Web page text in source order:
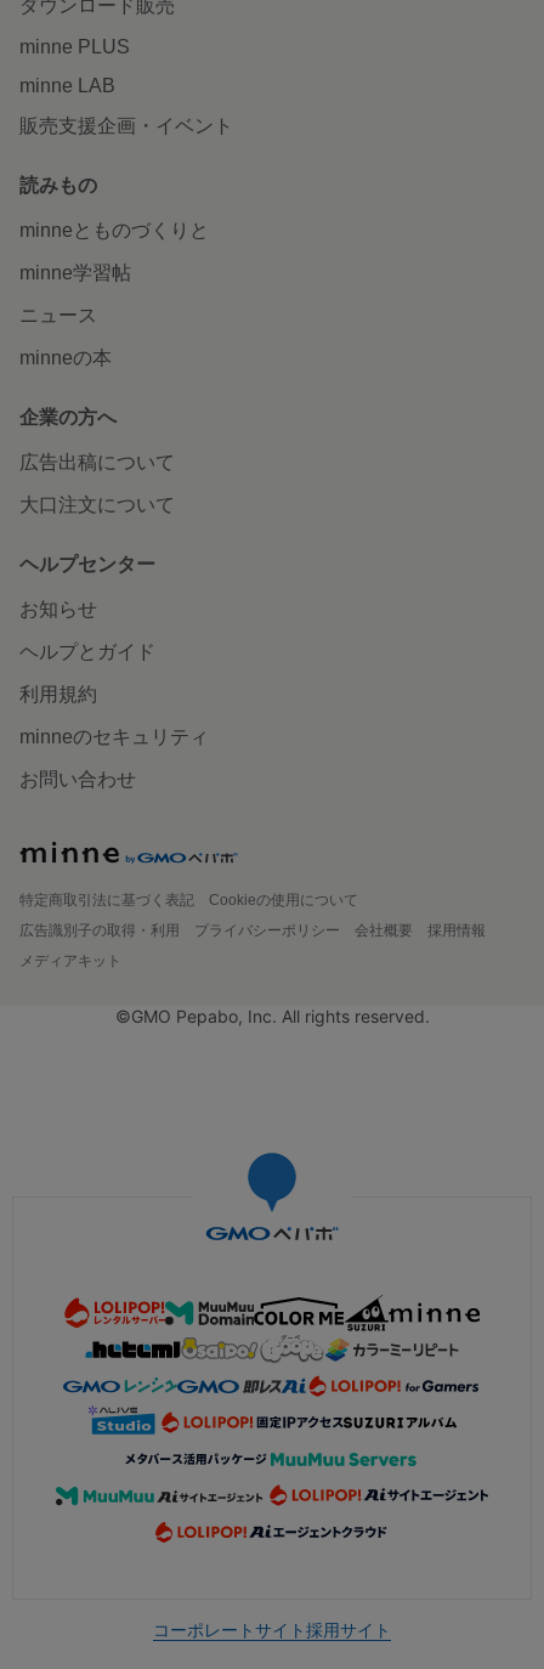
ダウンロード販売
minne PLUS
minne LAB
販売支援企画・イベント
読みもの
minneとものづくりと
minne学習帖
ニュース
minneの本
企業の方へ
広告出稿について
大口注文について
ヘルプセンター
お知らせ
ヘルプとガイド
利用規約
minneのセキュリティ
お問い合わせ
特定商取引法に基づく表記
Cookieの使用について
広告識別子の取得・利用
プライバシーポリシー 会社概要
採用情報
メディアキット
©GMO Pepabo, Inc. All rights reserved.
コーポレートサイト採用サイト